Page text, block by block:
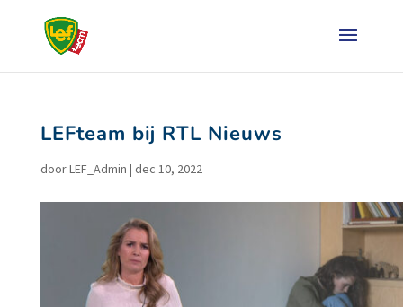
LEFteam bij RTL Nieuws
doorLEF_Admin | dec 10, 2022